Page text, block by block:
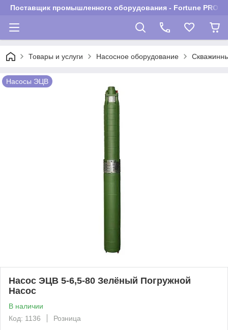
Поставщик промышленного оборудования - Fortune PROM
Товары и услуги Насосное оборудование
Насосы ЭЦВ
Насос ЭЦВ 5-6,5-80 Зелёный Погружной
Насос
В наличии
Код: 1136
Розница